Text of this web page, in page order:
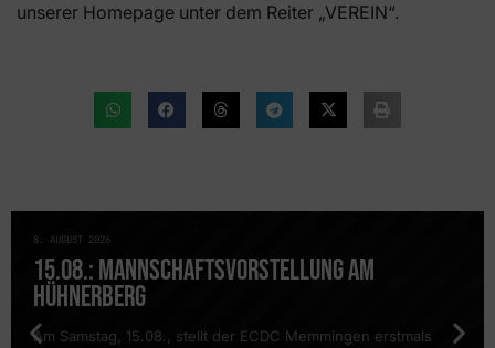
unserer Homepage unter dem Reiter „VEREIN“.
NEWS
8. AUGUST 2026
15.08.: MANNSCHAFTSVORSTELLUNG AM
HÜHNERBERG
Am Samstag, 15.08., stellt der ECDC Memmingen erstmals